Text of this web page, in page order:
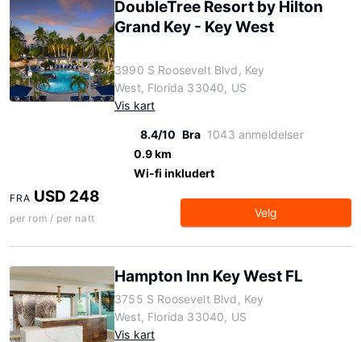
DoubleTree Resort by Hilton
Grand Key - Key West
3990 S Roosevelt Blvd, Key
West, Florida 33040, US
Vis kart
8.4/10 Bra 1043 anmeldelser
0.9 km
Wi-fi inkludert
FRA USD 248
per rom / per natt Velg
Hampton Inn Key West FL
3755 S Roosevelt Blvd, Key
West, Florida 33040, US
Vis kart